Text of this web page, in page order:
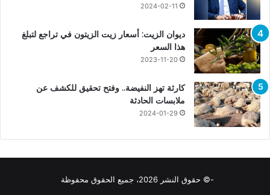
2024-02-11
ديوان الزيت: أسعار زيت الزيتون في تراجع لتبلغ
هذا السعر
2023-11-20
كارثة تهز النفيضة.. وفتح تحقيق للكشف عن
ملابسات الحادثة
2024-01-29
-© حقوق النشر 2026، جميع الحقوق محفوظة